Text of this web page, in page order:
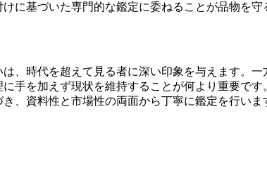
に基づいた専門的な鑑定に委ねることが品物を守
、時代を超えて見る者に深い印象を与えます。一
手を加えず現状を維持することが何より重要で
、資料性と市場性の両面から丁寧に鑑定を行い